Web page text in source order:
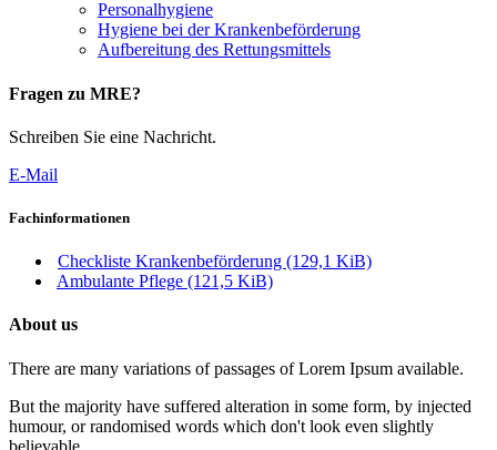
Personalhygiene
Hygiene bei der Krankenbeförderung
Aufbereitung des Rettungsmittels
Fragen zu MRE?
Schreiben Sie eine Nachricht.
E-Mail
Fachinformationen
Checkliste Krankenbeförderung (129,1 KiB)
Ambulante Pflege (121,5 KiB)
About us
There are many variations of passages of Lorem Ipsum available.
But the majority have suffered alteration in some form, by injected
humour, or randomised words which don't look even slightly
believable.